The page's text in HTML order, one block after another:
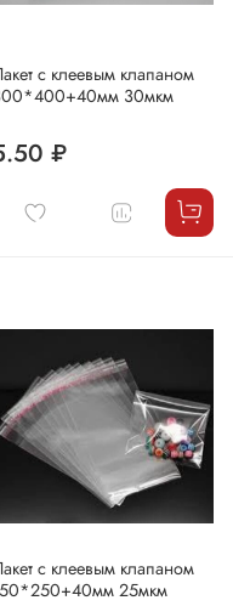
с клеевым клапаном
30мкм
₽
с клеевым клапаном
25мкм